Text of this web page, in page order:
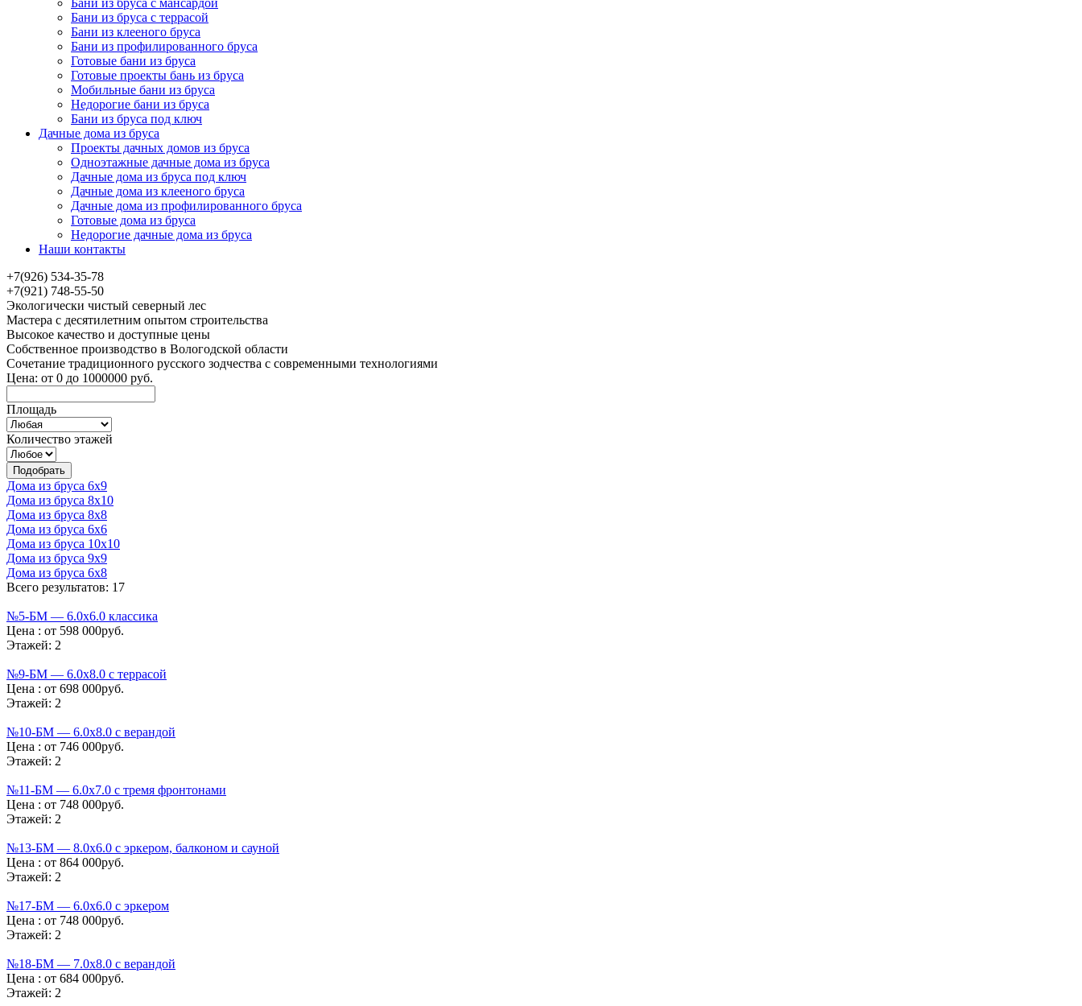
Бани из бруса с террасой
Бани из клееного бруса
Бани из профилированного бруса
Готовые бани из бруса
Готовые проекты бань из бруса
Мобильные бани из бруса
Недорогие бани из бруса
Бани из бруса под ключ
Дачные дома из бруса
Проекты дачных домов из бруса
Одноэтажные дачные дома из бруса
Дачные дома из бруса под ключ
Дачные дома из клееного бруса
Дачные дома из профилированного бруса
Готовые дома из бруса
Недорогие дачные дома из бруса
Наши контакты
+7(926) 534-35-78
+7(921) 748-55-50
Экологически чистый северный лес
Мастера с десятилетним опытом строительства
Высокое качество и доступные цены
Собственное производство в Вологодской области
Сочетание традиционного русского зодчества с современными технологиями
Цена: от 0 до 1000000 руб.
Площадь
Количество этажей
Дома из бруса 6х9
Дома из бруса 8х10
Дома из бруса 8х8
Дома из бруса 6х6
Дома из бруса 10х10
Дома из бруса 9х9
Дома из бруса 6х8
Всего результатов: 17
№5-БМ — 6.0х6.0 классика
Цена : от 598 000руб.
Этажей: 2
№9-БМ — 6.0х8.0 с террасой
Цена : от 698 000руб.
Этажей: 2
№10-БМ — 6.0х8.0 с верандой
Цена : от 746 000руб.
Этажей: 2
№11-БМ — 6.0х7.0 с тремя фронтонами
Цена : от 748 000руб.
Этажей: 2
№13-БМ — 8.0х6.0 с эркером, балконом и сауной
Цена : от 864 000руб.
Этажей: 2
№17-БМ — 6.0х6.0 с эркером
Цена : от 748 000руб.
Этажей: 2
№18-БМ — 7.0х8.0 с верандой
Цена : от 684 000руб.
Этажей: 2